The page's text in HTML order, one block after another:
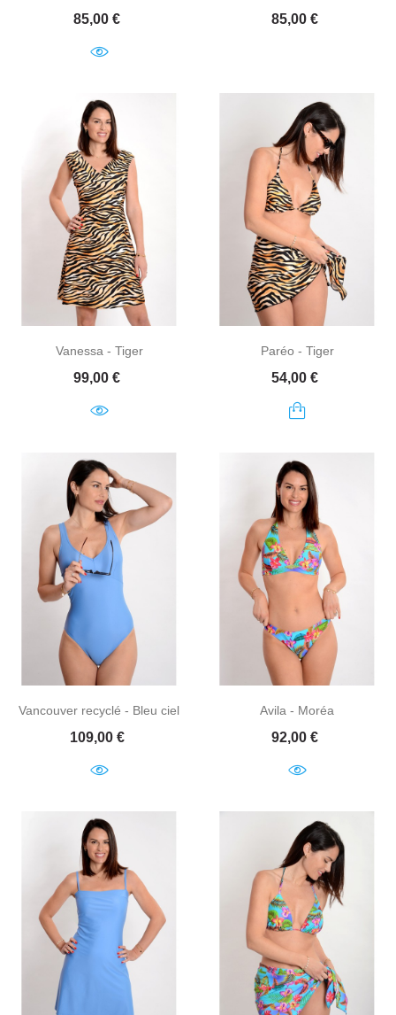
Prix
85,00 € Prix
85,00 €
Vanessa - Tiger
Prix
99,00 €
Paréo - Tiger
Prix
54,00 €
Vancouver recyclé - Bleu ciel
Prix
109,00 €
Avila - Moréa
Prix
92,00 €